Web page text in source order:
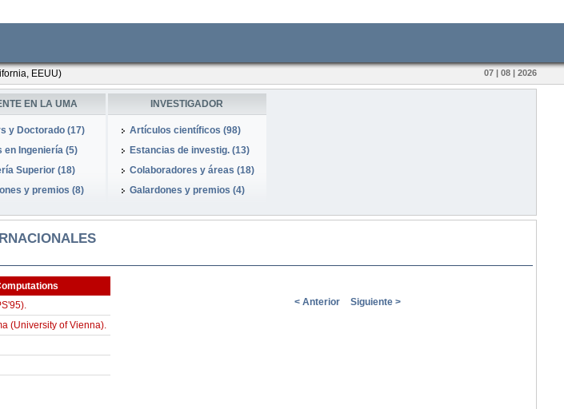
EEUU) 07 | 08 | 2026
EN LA UMA
y Doctorado (17)
en Ingeniería (5)
Superior (18)
y premios (8)
INVESTIGADOR
Artículos científicos (98)
Estancias de investig. (13)
Colaboradores y áreas (18)
Galardones y premios (4)
(University of Vienna).
< Anterior Siguiente >